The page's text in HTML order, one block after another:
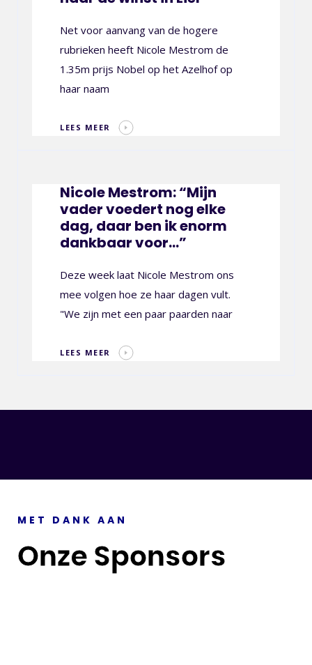
Net voor aanvang van de hogere
rubrieken heeft Nicole Mestrom de
1.35m prijs Nobel op het Azelhof op
haar naam
LEES MEER
Nicole Mestrom: “Mijn
vader voedert nog elke
dag, daar ben ik enorm
dankbaar voor…”
Deze week laat Nicole Mestrom ons
mee volgen hoe ze haar dagen vult.
"We zijn met een paar paarden naar
LEES MEER
MET DANK AAN
Onze Sponsors